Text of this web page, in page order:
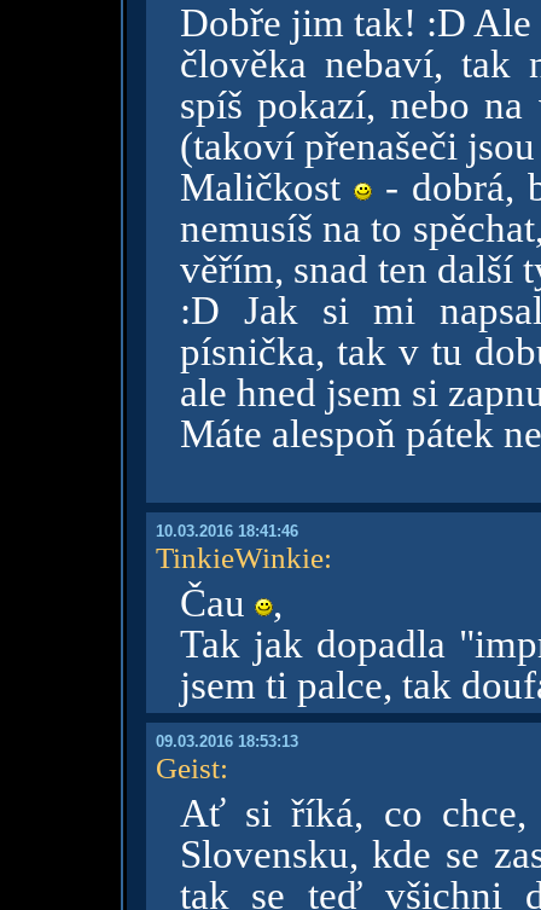
Dobře jim tak! :D Ale
člověka nebaví, tak
spíš pokazí, nebo na
(takoví přenašeči
Maličkost
- dobrá,
nemusíš na to
věřím, snad ten další
:D Jak si mi
písnička, tak v tu
ale hned jsem si
Máte alespoň pátek
10.03.2016 18:41:46
TinkieWinkie:
Čau
,
Tak jak dopadla
jsem ti palce, tak
09.03.2016 18:53:13
Geist:
Ať si říká, co chce,
Slovensku, kde se
tak se teď všichni